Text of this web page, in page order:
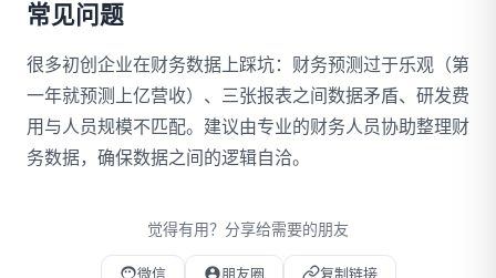
常见问题
很多初创企业在财务数据上踩坑：财务预测过于乐观（第
一年就预测上亿营收）、三张报表之间数据矛盾、研发费
用与人员规模不匹配。建议由专业的财务人员协助整理财
务数据，确保数据之间的逻辑自洽。
觉得有用？分享给需要的朋友
微信 朋友圈 复制链接